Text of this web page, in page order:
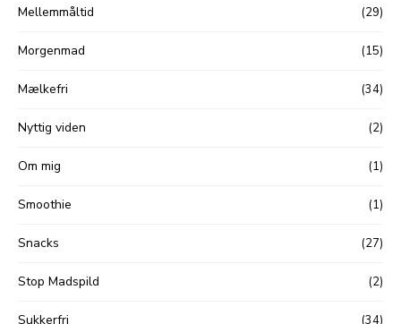
Mellemmåltid (29)
Morgenmad (15)
Mælkefri (34)
Nyttig viden (2)
Om mig (1)
Smoothie (1)
Snacks (27)
Stop Madspild (2)
Sukkerfri (34)